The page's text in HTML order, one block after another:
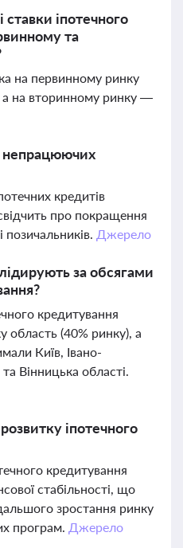
іпотечного
та
на первинному ринку
а на вторинному ринку —
непрацюючих
кредитів
про покращення
позичальників. Джерело
за обсягами
кредитування
область (40% ринку), а
Київ, Івано-
Вінницька області.
іпотечного
кредитування
стабільності, що
зростання ринку
програм. Джерело